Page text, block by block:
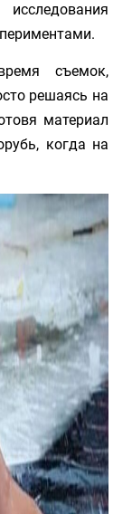
съемок,
решаясь на
материал
когда на